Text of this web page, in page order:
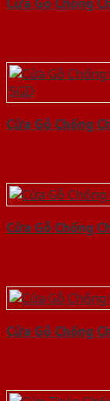
Cửa Gỗ Chống
Cửa Gỗ Chống
Cửa Gỗ Chống